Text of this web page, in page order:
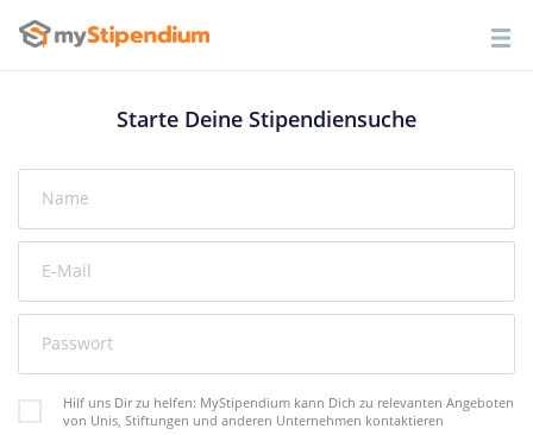
Starte Deine Stipendiensuche
Name
E-Mail
Passwort
Hilf uns Dir zu helfen: MyStipendium kann Dich zu relevanten Angeboten
von Unis, Stiftungen und anderen Unternehmen kontaktieren